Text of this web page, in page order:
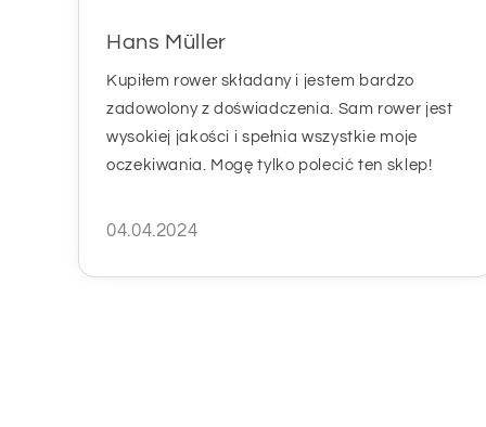
Hans Müller
Kupiłem rower składany i jestem bardzo
zadowolony z doświadczenia. Sam rower jest
wysokiej jakości i spełnia wszystkie moje
oczekiwania. Mogę tylko polecić ten sklep!
04.04.2024